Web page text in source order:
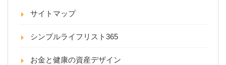
サイトマップ
シンプルライフリスト365
お金と健康の資産デザイン